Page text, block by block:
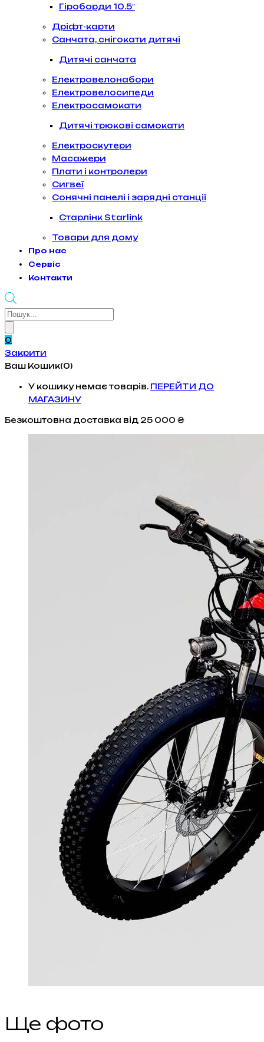
Гіроборди 10.5″
Дріфт-карти
Санчата, снігокати дитячі
Дитячі санчата
Електровелонабори
Електровелосипеди
Електросамокати
Дитячі трюкові самокати
Електроскутери
Масажери
Плати і контролери
Сигвеї
Сонячні панелі і зарядні станції
Старлінк Starlink
Товари для дому
Про нас
Сервіс
Контакти
Products
0
Закрити
Ваш Кошик(0)
У кошику немає товарів. ПЕРЕЙТИ ДО
МАГАЗИНУ
Безкоштовна доставка від 25 000 ₴
Ще фото